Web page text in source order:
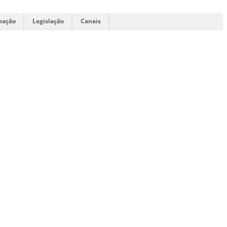
Legislação Canais